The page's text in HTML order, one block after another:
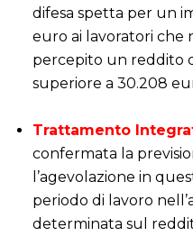
difesa spetta per un
euro ai lavoratori che
percepito un reddito
superiore a 30.208
Trattamento
confermata la
l’agevolazione in
periodo di lavoro
determinata sul